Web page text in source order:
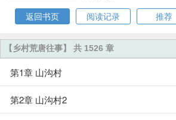
返回书页
阅读记录 推荐
【乡村荒唐往事】 共 1526 章
第1章 山沟村
第2章 山沟村2